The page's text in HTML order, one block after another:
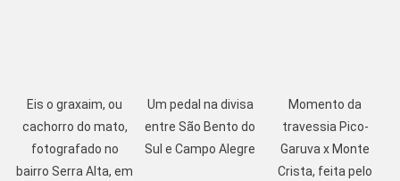
Eis o graxaim, ou
cachorro do mato,
fotografado no
bairro Serra Alta, em
Um pedal na divisa
entre São Bento do
Sul e Campo Alegre
Momento da
travessia Pico-
Garuva x Monte
Crista, feita pelo